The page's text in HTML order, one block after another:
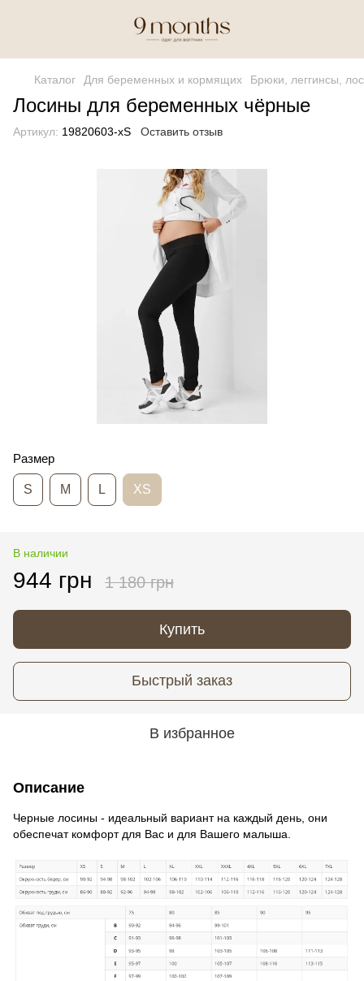
Каталог Для беременных и кормящих Брюки, леггинсы,
Лосины для беременных чёрные
Артикул: 19820603-xS Оставить отзыв
Размер
S M L XS
В наличии
944 грн 1 180 грн
Купить
Быстрый заказ
В избранное
Описание
Черные лосины - идеальный вариант на каждый день, они
обеспечат комфорт для Вас и для Вашего малыша.